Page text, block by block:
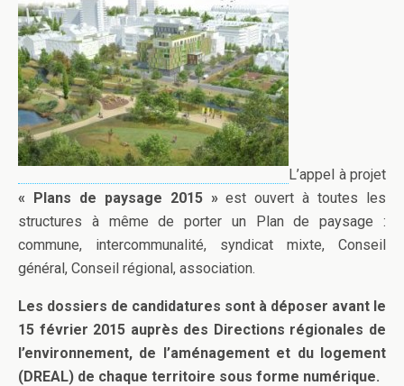
L’appel à projet
« Plans de paysage 2015 »est ouvert à toutes les
structures à même de porter un Plan de paysage :
commune, intercommunalité, syndicat mixte, Conseil
général, Conseil régional, association.
Les dossiers de candidatures sont à déposer avant le
15 février 2015 auprès des Directions régionales de
l’environnement, de l’aménagement et du logement
(DREAL) de chaque territoire sous forme numérique.